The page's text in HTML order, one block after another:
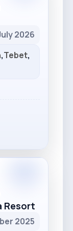
2026
,Tebet,
Resort
2025